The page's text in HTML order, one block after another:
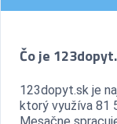
Čo je
123dopyt.sk je
ktorý využíva 81